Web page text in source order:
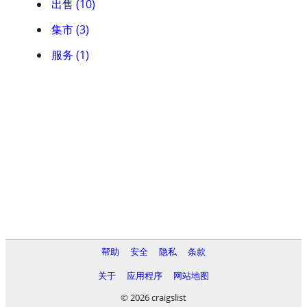
出售 (10)
集市 (3)
服务 (1)
帮助 安全 隐私
条款
关于
应用程序
网站地图
© 2026 craigslist